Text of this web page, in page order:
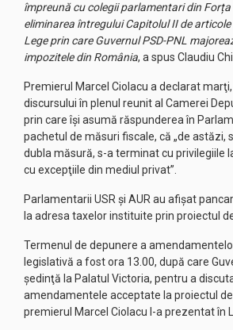
împreună cu colegii parlamentari din
eliminarea întregului Capitolul II de
Lege prin care Guvernul PSD-PNL
impozitele din România, a spus Claudiu
Premierul Marcel Ciolacu a declarat
discursului în plenul reunit al Camerei
prin care îşi asumă răspunderea în
pachetul de măsuri fiscale, că „de astăzi,
dubla măsură, s-a terminat cu privilegiile
cu excepţiile din mediul privat”.
Parlamentarii USR şi AUR au afişat
la adresa taxelor instituite prin proiectul
Termenul de depunere a
legislativă a fost ora 13.00, după care
şedinţă la Palatul Victoria, pentru a
amendamentele acceptate la proiectul
premierul Marcel Ciolacu l-a prezentat în